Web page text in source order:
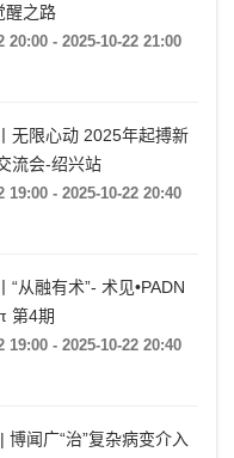
醒之路
20:00 - 2025-10-22 21:00
无限心动 2025年起搏新
流会-绍兴站
19:00 - 2025-10-22 20:40
“从融有术”- 术见•PADN
第4期
19:00 - 2025-10-22 20:40
博闻广“治”复杂病变介入